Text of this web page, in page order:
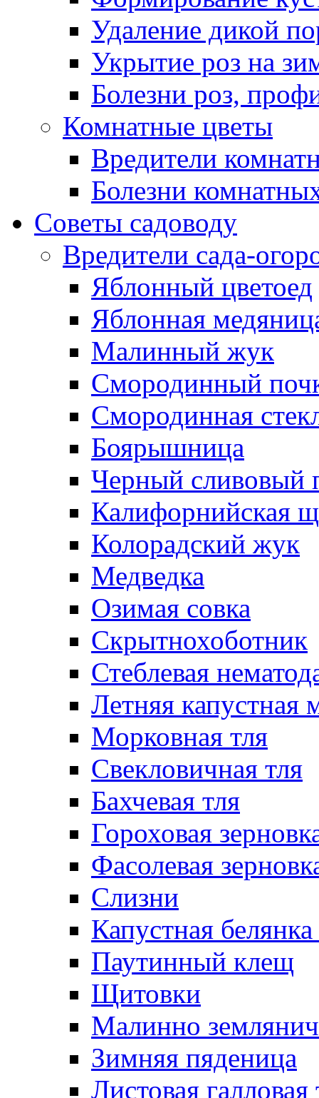
Удаление дикой
Укрытие роз на
Болезни роз,
Комнатные цветы
Вредители
Болезни
Советы садоводу
Вредители сада-
Яблонный цветоед
Яблонная
Малинный жук
Смородинный
Смородинная
Боярышница
Черный сливовый
Калифорнийская
Колорадский жук
Медведка
Озимая совка
Скрытнохоботник
Стеблевая
Летняя капустная
Морковная тля
Свекловичная тля
Бахчевая тля
Гороховая
Фасолевая
Слизни
Капустная
Паутинный клещ
Щитовки
Малинно
Зимняя пяденица
Листовая